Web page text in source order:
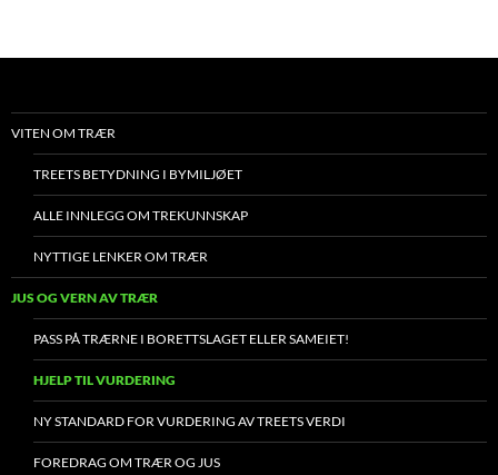
VITEN OM TRÆR
TREETS BETYDNING I BYMILJØET
ALLE INNLEGG OM TREKUNNSKAP
NYTTIGE LENKER OM TRÆR
JUS OG VERN AV TRÆR
PASS PÅ TRÆRNE I BORETTSLAGET ELLER SAMEIET!
HJELP TIL VURDERING
NY STANDARD FOR VURDERING AV TREETS VERDI
FOREDRAG OM TRÆR OG JUS